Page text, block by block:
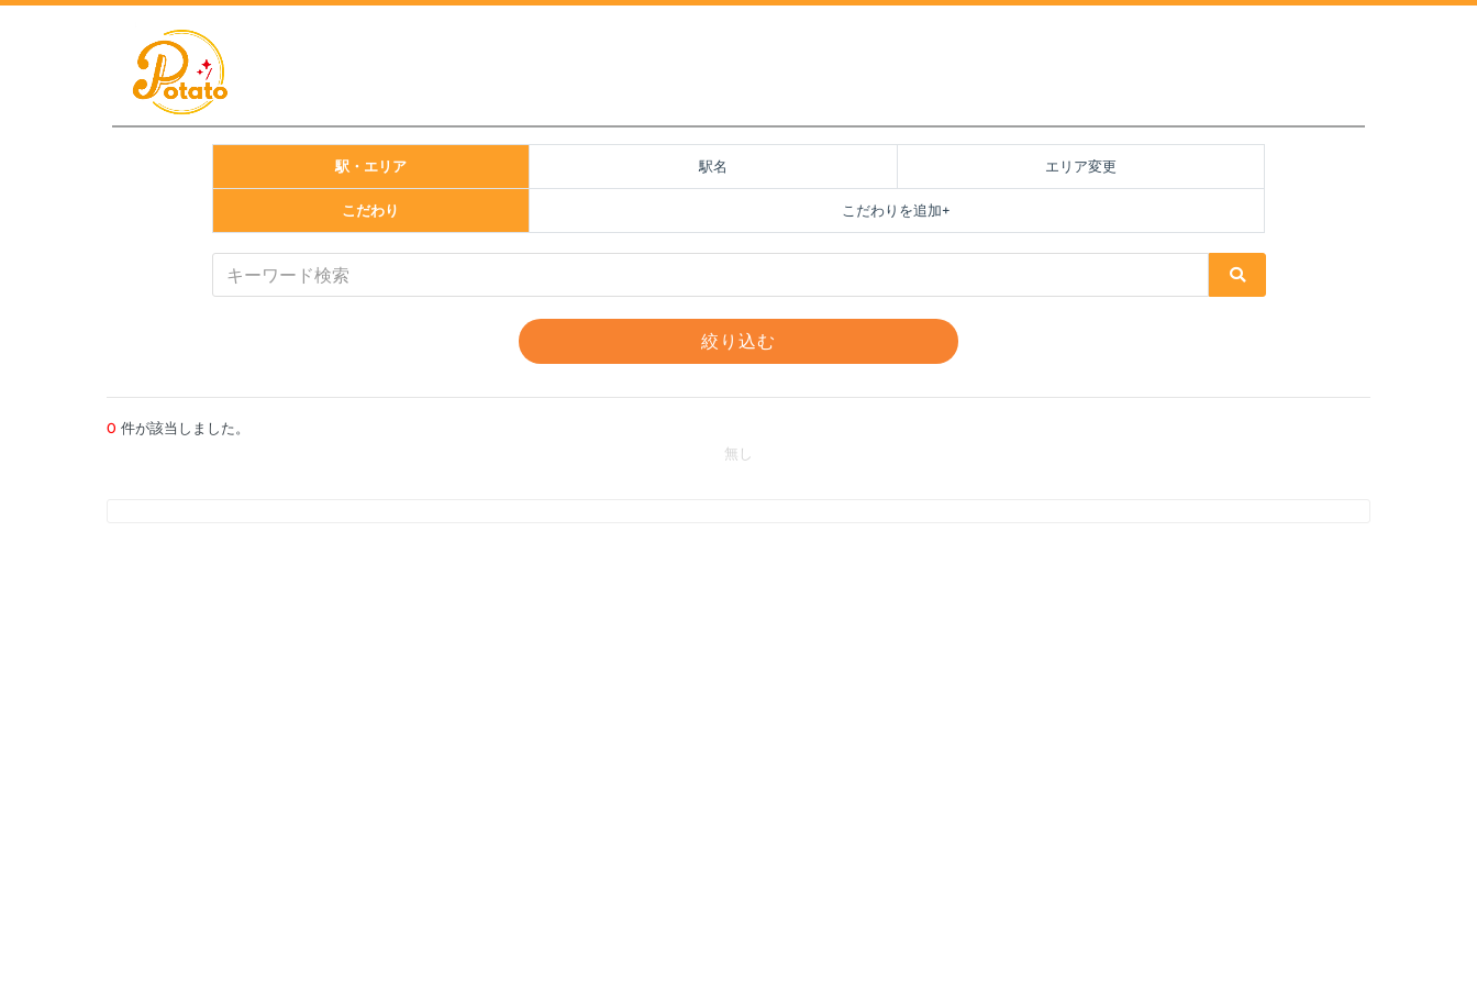
駅・エリア 駅名 エリア変更
こだわり こだわりを追加
絞り込む
0 件が該当しました。
無し